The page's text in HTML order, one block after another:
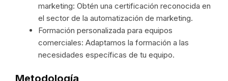
marketing: Obtén una certificación reconocida en
el sector de la automatización de marketing.
Formación personalizada para equipos
comerciales: Adaptamos la formación a las
necesidades específicas de tu equipo.
Metodología